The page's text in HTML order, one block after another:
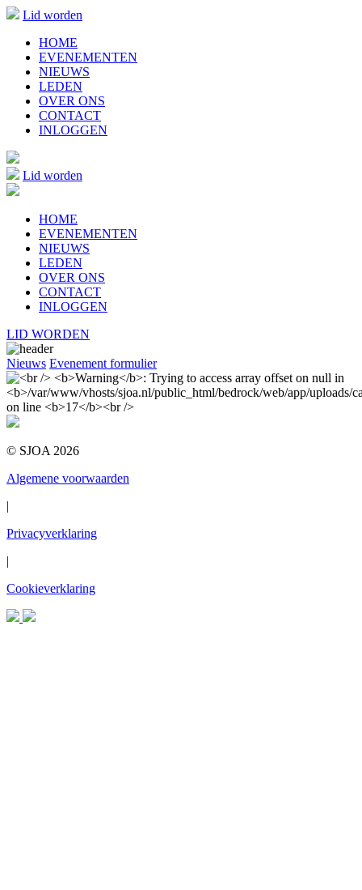
Lid worden
HOME
EVENEMENTEN
NIEUWS
LEDEN
OVER ONS
CONTACT
INLOGGEN
Lid worden
HOME
EVENEMENTEN
NIEUWS
LEDEN
OVER ONS
CONTACT
INLOGGEN
LID WORDEN
Nieuws Evenement formulier
© SJOA 2026
Algemene voorwaarden
|
Privacyverklaring
|
Cookieverklaring